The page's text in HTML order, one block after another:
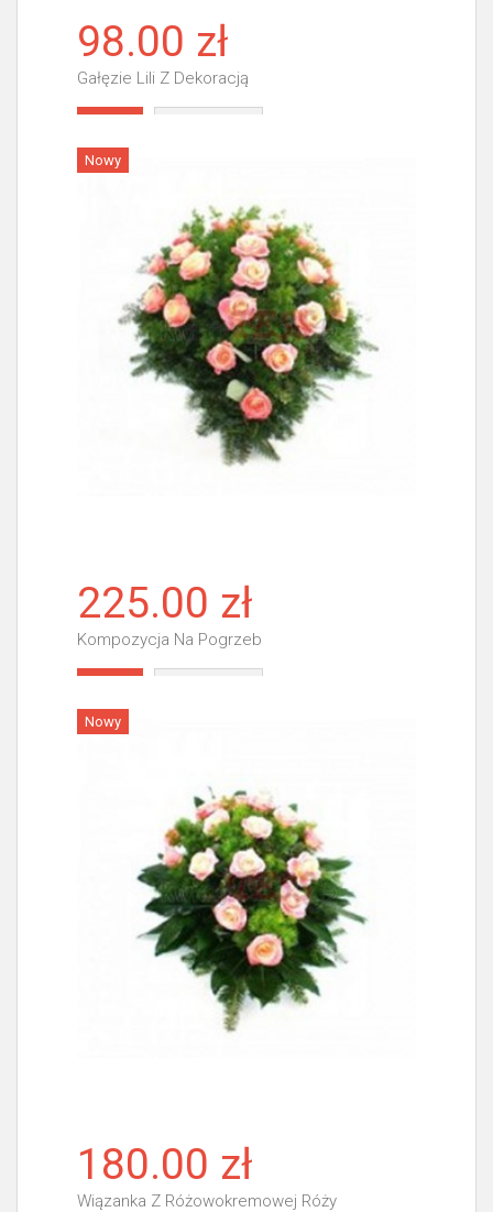
98.00 zł
Gałęzie Lili Z Dekoracją
Nowy
225.00 zł
Kompozycja Na Pogrzeb
Nowy
180.00 zł
Wiązanka Z Różowokremowej Róży